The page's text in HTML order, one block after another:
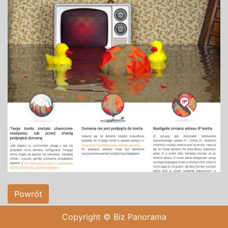
Powrót
Copyright © Biz Panorama